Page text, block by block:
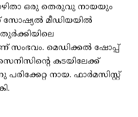
ഒരു തെരുവു നായയും
സോഷ്യല്‍ മീഡിയയില്‍
സംഭവം. മെഡിക്കല്‍ ഷോപ്പ്
കടയിലേക്ക്
നായ. ഫാര്‍മസിസ്റ്റ്